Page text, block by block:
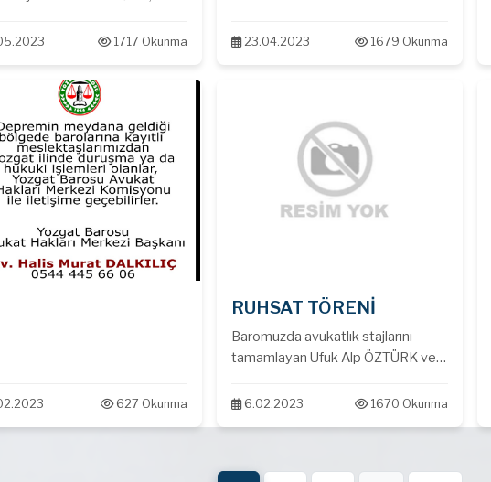
ve Murat Can Abdullah
teslim aldılar.
bundan sonraki
sağlık, mutluluk ve
dileriz.
1717 Okunma 23.04.2023 1679 Okunma
627 Okunma
RUHSAT TÖRENİ
Baromuzda avukatlık stajlarını
tamamlayan Ufuk Alp ÖZTÜRK ve
yaparak ruhsatlarını teslim aldılar.
6.02.2023 1670 Okunma